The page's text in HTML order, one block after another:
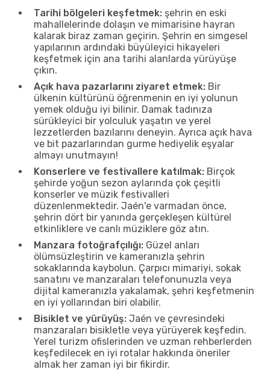
Tarihi bölgeleri keşfetmek: şehrin en eski
mahallelerinde dolaşın ve mimarisine hayran
kalarak biraz zaman geçirin. Şehrin en simgesel
yapılarının ardındaki büyüleyici hikayeleri
keşfetmek için ana tarihi alanlarda yürüyüşe
çıkın.
Açık hava pazarlarını ziyaret etmek: Bir
ülkenin kültürünü öğrenmenin en iyi yolunun
yemek olduğu iyi bilinir. Damak tadınıza
sürükleyici bir yolculuk yaşatın ve yerel
lezzetlerden bazılarını deneyin. Ayrıca açık hava
ve bit pazarlarından gurme hediyelik eşyalar
almayı unutmayın!
Konserlere ve festivallere katılmak: Birçok
şehirde yoğun sezon aylarında çok çeşitli
konserler ve müzik festivalleri
düzenlenmektedir. Jaén'e varmadan önce,
şehrin dört bir yanında gerçekleşen kültürel
etkinliklere ve canlı müziklere göz atın.
Manzara fotoğrafçılığı: Güzel anları
ölümsüzleştirin ve kameranızla şehrin
sokaklarında kaybolun. Çarpıcı mimariyi, sokak
sanatını ve manzaraları telefonunuzla veya
dijital kameranızla yakalamak, şehri keşfetmenin
en iyi yollarından biri olabilir.
Bisiklet ve yürüyüş: Jaén ve çevresindeki
manzaraları bisikletle veya yürüyerek keşfedin.
Yerel turizm ofislerinden ve uzman rehberlerden
keşfedilecek en iyi rotalar hakkında öneriler
almak her zaman iyi bir fikirdir.